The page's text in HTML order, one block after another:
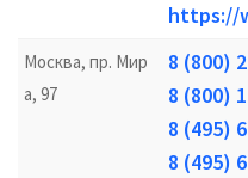
https://
Москва, пр. Мир
а, 97
8 (800)
8 (800)
8 (495)
8 (495)